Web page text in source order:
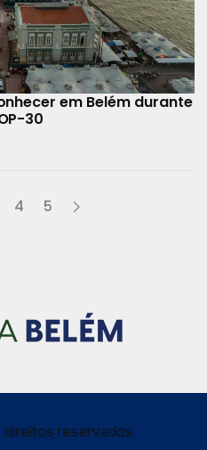
em Belém durante
30
4 5
reservados.